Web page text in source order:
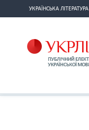
УКРАЇНСЬКА ЛІТЕРАТУРА